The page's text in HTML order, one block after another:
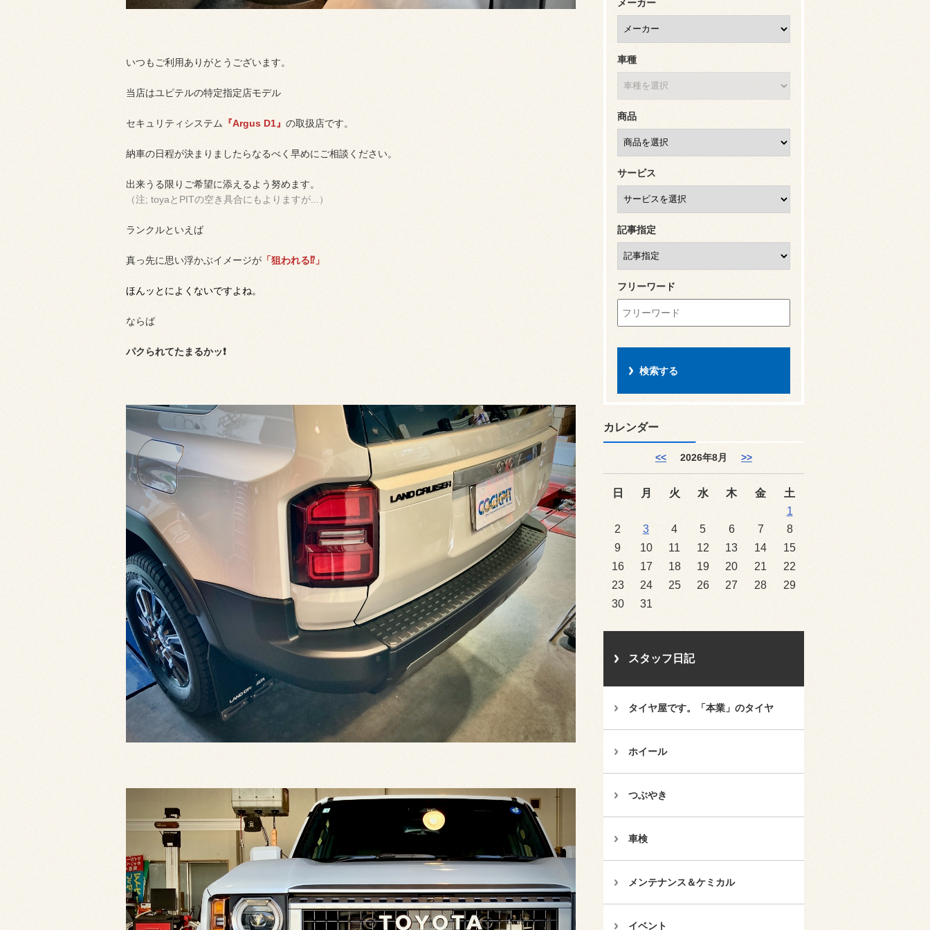
いつもご利用ありがとうございます。
当店はユピテルの特定指定店モデル
セキュリティシステム 『Argus D1』 の取扱店です。
納車の日程が決まりましたらなるべく早めにご相談ください。
出来うる限りご希望に添えるよう努めます。
（注; toyaとPITの空き具合にもよりますが...）
ランクルといえば
真っ先に思い浮かぶイメージが 「狙われる⁉ 」
ほんッとによくないですよね。
ならば
パクられてたまるかッ❗
メーカー
車種
商品
サービス
記事指定
フリーワード
カレンダー
<< 2026年8月 >>
日 月 火 水 木 金
土
1
2
3 4 5 6 7
8
9
10 11 12 13 14
15
16
17 18 19 20 21
22
23
24 25 26 27 28
29
30
31
スタッフ日記
タイヤ屋です。「本業」のタイヤ
ホイール
つぶやき
車検
メンテナンス＆ケミカル
イベント